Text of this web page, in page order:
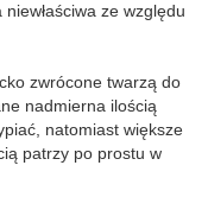
ze względu
zwrócone twarzą do
nadmierna ilością
natomiast większe
patrzy po prostu w